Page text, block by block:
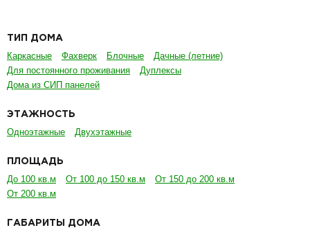
ТИП ДОМА
Каркасные Фахверк Блочные
Дачные (летние)
Для постоянного проживания
Дуплексы
Дома из СИП панелей
ЭТАЖНОСТЬ
Одноэтажные Двухэтажные
ПЛОЩАДЬ
До 100 кв.м От 100 до 150 кв.м
От 150 до 200 кв.м
От 200 кв.м
ГАБАРИТЫ ДОМА